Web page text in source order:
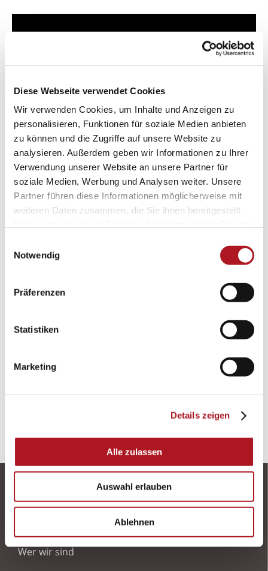
Diese Webseite verwendet Cookies
Wir verwenden Cookies, um Inhalte und Anzeigen zu
personalisieren, Funktionen für soziale Medien anbieten
zu können und die Zugriffe auf unsere Website zu
analysieren. Außerdem geben wir Informationen zu Ihrer
Verwendung unserer Website an unsere Partner für
soziale Medien, Werbung und Analysen weiter. Unsere
Partner führen diese Informationen möglicherweise mit
weiteren Daten zusammen, die Sie ihnen bereitgestellt
Notwendig
Präferenzen
Statistiken
Marketing
Details zeigen
Alle zulassen
Auswahl erlauben
Ablehnen
Wer wir sind